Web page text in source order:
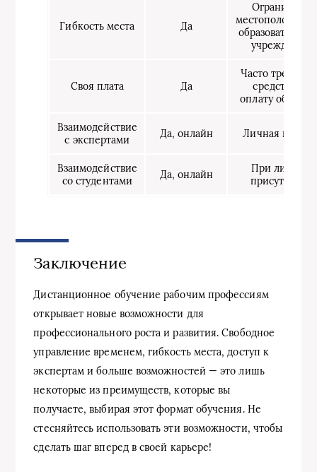
Гибкость места Да
Ограничено
учреждения
Своя плата Да
Часто
средства на
оплату
Взаимодействие
с экспертами
Да, онлайн Личная
Взаимодействие
со студентами
Да, онлайн
При личном
присутствии
Заключение
Дистанционное обучение рабочим профессиям
открывает новые возможности для
профессионального роста и развития. Свободное
управление временем, гибкость места, доступ к
экспертам и больше возможностей — это лишь
некоторые из преимуществ, которые вы
получаете, выбирая этот формат обучения. Не
стесняйтесь использовать эти возможности, чтобы
сделать шаг вперед в своей карьере!